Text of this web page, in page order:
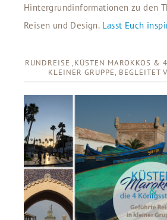
Hintergrundinformationen zu den
Reisen und Design. Lasst Euch
RUNDREISE ‚KÜSTEN MAROKKOS &
KLEINER GRUPPE, BEGLEITET